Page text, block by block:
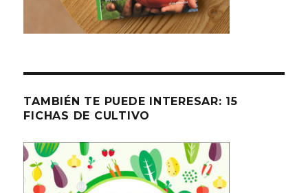
TAMBIÉN TE PUEDE INTERESAR: 15
FICHAS DE CULTIVO